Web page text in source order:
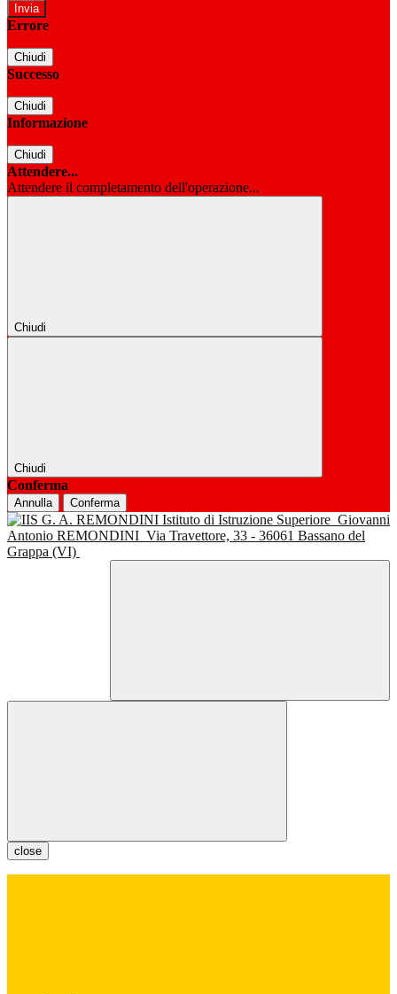
Errore
Chiudi
Successo
Chiudi
Informazione
Chiudi
Attendere...
Attendere il completamento dell'operazione...
Chiudi
Chiudi
Conferma
Annulla Conferma
Istituto di Istruzione Superiore Giovanni
Antonio REMONDINI Via Travettore, 33 - 36061 Bassano del
Grappa (VI)
close